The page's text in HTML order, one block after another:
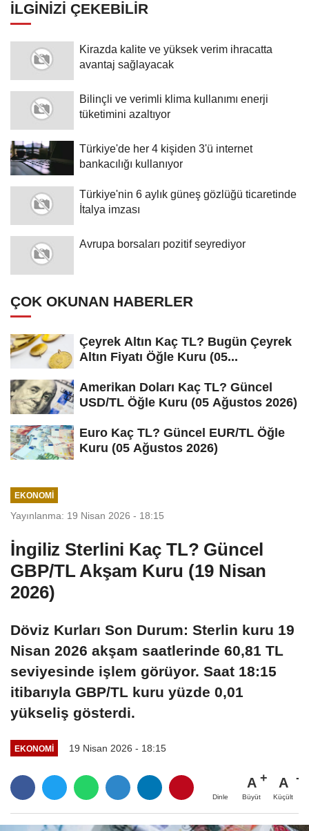
İLGINIZI ÇEKEBILIR
Kirazda kalite ve yüksek verim ihracatta
avantaj sağlayacak
Bilinçli ve verimli klima kullanımı enerji
tüketimini azaltıyor
Türkiye'de her 4 kişiden 3'ü internet
bankacılığı kullanıyor
Türkiye'nin 6 aylık güneş gözlüğü ticaretinde
İtalya imzası
Avrupa borsaları pozitif seyrediyor
ÇOK OKUNAN HABERLER
Çeyrek Altın Kaç TL? Bugün Çeyrek
Altın Fiyatı Öğle Kuru (05...
Amerikan Doları Kaç TL? Güncel
USD/TL Öğle Kuru (05 Ağustos 2026)
Euro Kaç TL? Güncel EUR/TL Öğle
Kuru (05 Ağustos 2026)
EKONOMI
Yayınlanma: 19 Nisan 2026 - 18:15
İngiliz Sterlini Kaç TL? Güncel
GBP/TL Akşam Kuru (19 Nisan
2026)
Döviz Kurları Son Durum: Sterlin kuru 19
Nisan 2026 akşam saatlerinde 60,81 TL
seviyesinde işlem görüyor. Saat 18:15
itibarıyla GBP/TL kuru yüzde 0,01
yükseliş gösterdi.
EKONOMI 19 Nisan 2026 - 18:15
Dinle
A
Büyüt
A
Küçült